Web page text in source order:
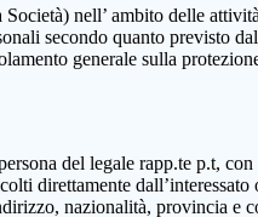
nell’ ambito delle
secondo quanto previsto
generale sulla
del legale rapp.te p.t,
direttamente
nazionalità, provincia e